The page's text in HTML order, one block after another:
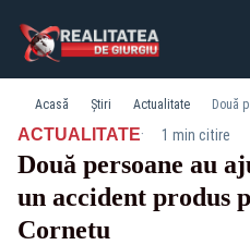
Acasă Știri Actualitate
ACTUALITATE· 1 min citire
Două persoane au
un accident produs
Cornetu